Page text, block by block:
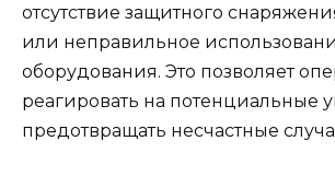
отсутствие защитного
или неправильное
оборудования. Это позволяет
реагировать на потенциальные
предотвращать несчастные